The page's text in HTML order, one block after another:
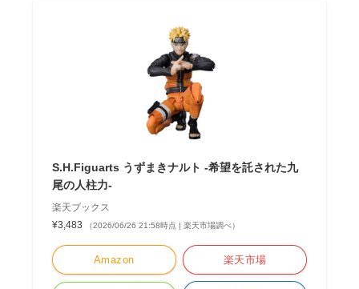
S.H.Figuarts うずまきナルト -希望を託された九
尾の人柱力-
楽天ブックス
¥3,483
（2026/06/26 21:58時点 | 楽天市場調べ）
Amazon 楽天市場